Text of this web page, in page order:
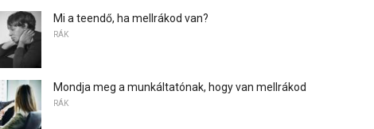
Mi a teendő, ha mellrákod van?
RÁK
Mondja meg a munkáltatónak, hogy van mellrákod
RÁK